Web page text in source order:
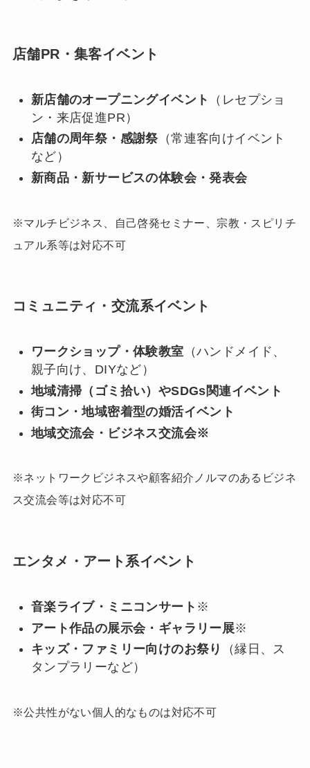
店舗PR・集客イベント
新店舗のオープニングイベント
（レセプショ
ン・来店促進PR）
店舗の周年祭・感謝祭 （常連客向けイベント
など）
新商品・新サービスの体験会・発表会
※マルチビジネス、自己啓発セミナー、宗教・スピリチ
ュアル系等は対応不可
コミュニティ・交流系イベント
ワークショップ・体験教室 （ハンドメイド、
親子向け、DIYなど）
地域清掃（ゴミ拾い）やSDGs関連イベント
街コン・地域密着型の婚活イベント
地域交流会・ビジネス交流会※
※ネットワークビジネスや顧客紹介ノルマのあるビジネ
ス交流会等は対応不可
エンタメ・アート系イベント
音楽ライブ・ミニコンサート ※
アート作品の展示会・ギャラリー展※
キッズ・ファミリー向けのお祭り
（縁日、ス
タンプラリーなど）
※公共性がない個人的なものは対応不可